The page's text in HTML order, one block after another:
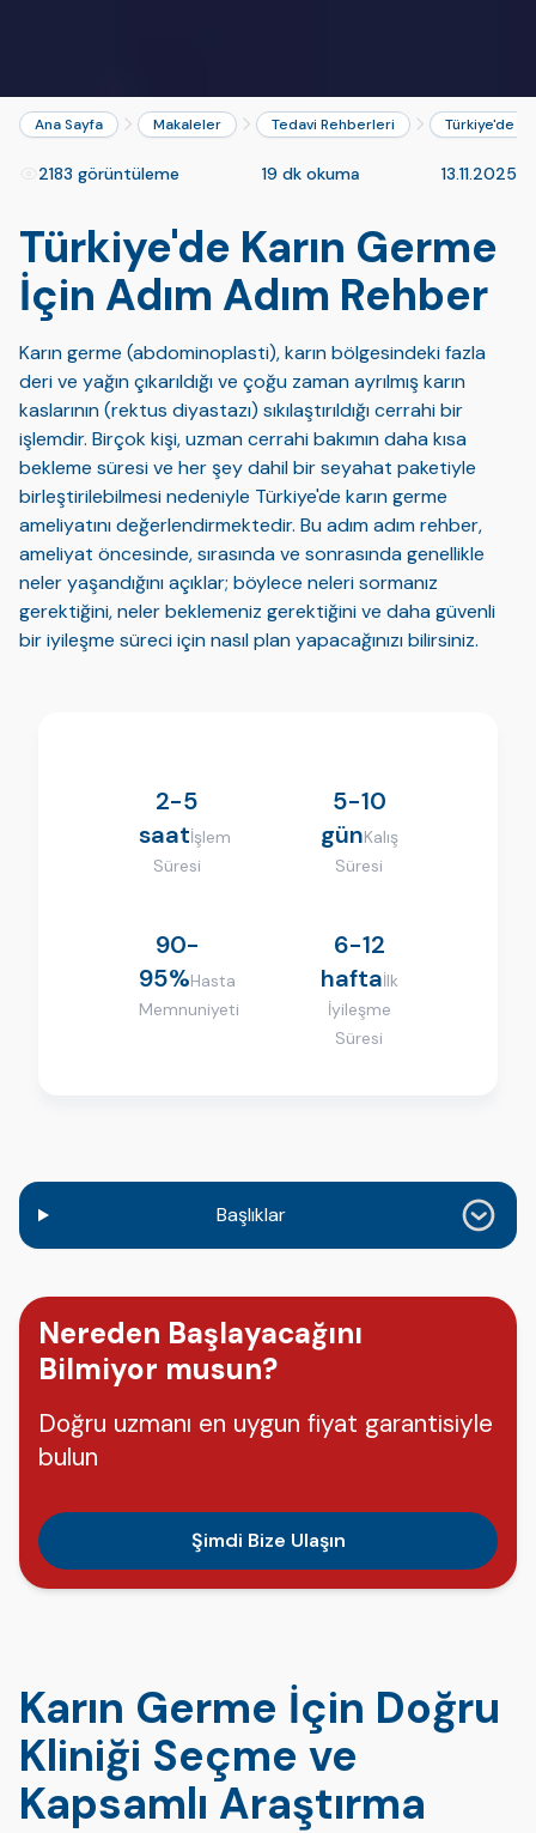
Ana Sayfa Makaleler Tedavi Rehberleri Türkiye'de
2183 görüntüleme 19 dk okuma 13.11.2025
Türkiye'de Karın Germe
İçin Adım Adım Rehber
Karın germe (abdominoplasti), karın bölgesindeki fazla
deri ve yağın çıkarıldığı ve çoğu zaman ayrılmış karın
kaslarının (rektus diyastazı) sıkılaştırıldığı cerrahi bir
işlemdir. Birçok kişi, uzman cerrahi bakımın daha kısa
bekleme süresi ve her şey dahil bir seyahat paketiyle
birleştirilebilmesi nedeniyle Türkiye'de karın germe
ameliyatını değerlendirmektedir. Bu adım adım rehber,
ameliyat öncesinde, sırasında ve sonrasında genellikle
neler yaşandığını açıklar; böylece neleri sormanız
gerektiğini, neler beklemeniz gerektiğini ve daha güvenli
bir iyileşme süreci için nasıl plan yapacağınızı bilirsiniz.
2-5
saatİşlem
Süresi
5-10
günKalış
Süresi
90-
95%Hasta
Memnuniyeti
6-12
haftaİlk
İyileşme
Süresi
Başlıklar
Nereden Başlayacağını
Bilmiyor musun?
Doğru uzmanı en uygun fiyat garantisiyle
bulun
Şimdi Bize Ulaşın
Karın Germe İçin Doğru
Kliniği Seçme ve
Kapsamlı Araştırma